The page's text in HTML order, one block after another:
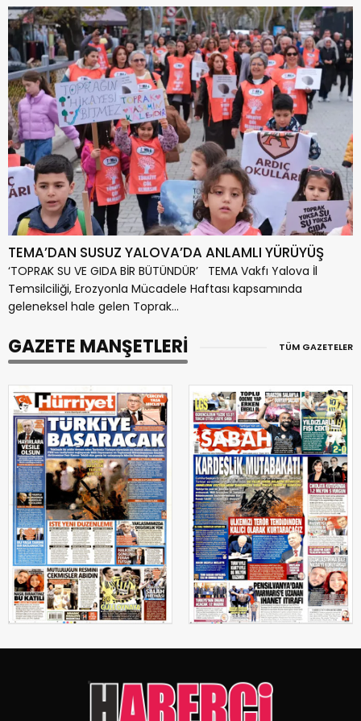
TEMA’DAN SUSUZ YALOVA’DA ANLAMLI YÜRÜYÜŞ
‘TOPRAK SU VE GIDA BİR BÜTÜNDÜR’ TEMA Vakfı Yalova İl
Temsilciliği, Erozyonla Mücadele Haftası kapsamında
geleneksel hale gelen Toprak...
GAZETE MANŞETLERİ TÜM GAZETELER